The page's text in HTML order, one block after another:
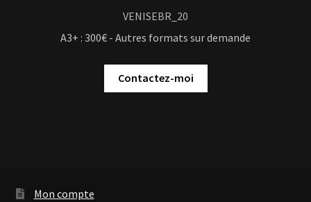
VENISEBR_20
A3+ : 300€ - Autres formats sur demande
Contactez-moi
Mon compte